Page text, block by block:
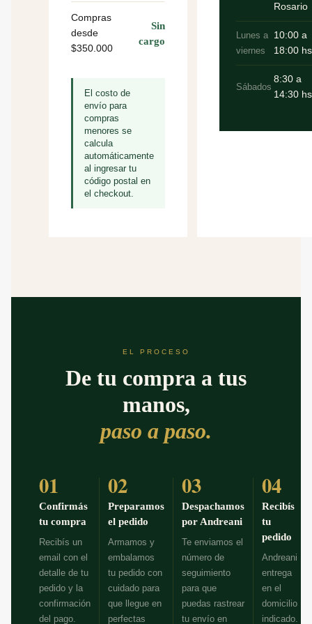
Compras
desde
$350.000
Sin
cargo
El costo de
envío para
compras
menores se
calcula
automáticamente
al ingresar tu
código postal en
el checkout.
Rosario
Lunes a
viernes
10:00 a
18:00 hs
Sábados
8:30 a
14:30 hs
EL PROCESO
De tu compra a tus
manos,
paso a paso.
01
Confirmás
tu compra
Recibís un
email con el
detalle de tu
pedido y la
confirmación
del pago.
02
Preparamos
el pedido
Armamos y
embalamos
tu pedido con
cuidado para
que llegue en
perfectas
03
Despachamos
por Andreani
Te enviamos el
número de
seguimiento
para que
puedas rastrear
tu envío en
04
Recibís
tu
pedido
Andreani
entrega
en el
domicilio
indicado.